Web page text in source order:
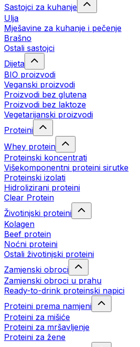
Sastojci za kuhanje
Ulja
Mješavine za kuhanje i pečenje
Brašno
Ostali sastojci
Dijeta
BIO proizvodi
Veganski proizvodi
Proizvodi bez glutena
Proizvodi bez laktoze
Vegetarijanski proizvodi
Proteini
Whey protein
Proteinski koncentrati
Višekomponentni proteini sirutke
Proteinski izolati
Hidrolizirani proteini
Clear Protein
Životinjski proteini
Kolagen
Beef protein
Noćni proteini
Ostali životinjski proteini
Zamjenski obroci
Zamjenski obroci u prahu
Ready-to-drink proteinski napici
Proteini prema namjeni
Proteini za mišiće
Proteini za mršavljenje
Proteini za žene